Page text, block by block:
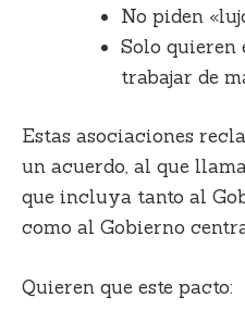
No piden
Solo quieren
trabajar de
Estas asociaciones
un acuerdo, al que
que incluya tanto al
como al Gobierno
Quieren que este pacto: